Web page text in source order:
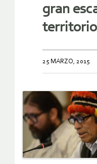
gran
territorio
25 MARZO, 2015